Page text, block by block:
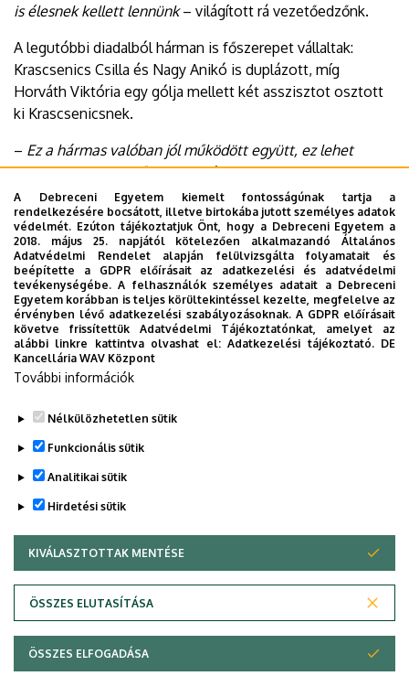
is élesnek kellett lennünk– világított rá vezetőedzőnk.
A legutóbbi diadalból hárman is főszerepet vállaltak:
Krascsenics Csilla és Nagy Anikó is duplázott, míg
Horváth Viktória egy gólja mellett két asszisztot osztott
ki Krascsenicsnek.
– Ez a hármas valóban jól működött együtt, ez lehet
annak is köszönhető, hogy a válogatottban is azonos
sorban szerepeltek– hangsúlyozta Quirikó Vivien.
Éllovas és hibátlan csapatunk legközelebb október 25-én
lép pályára az élvonalban. Quirikó Vivien tanítványai a
következő összecsapáson azt a TFSE-t fogadják, amelyet
az előző idényben a bajnokság és a Magyar Kupa
döntőjében is két vállra fektettek.
Fotó: Szolnoki László
appeared first onDEAC.
Adatvédelem
A Debreceni Egyetem kiemelt fontosságúnak tartja a
rendelkezésére bocsátott, illetve birtokába jutott személyes adatok
védelmét. Ezúton tájékoztatjuk Önt, hogy a Debreceni Egyetem a
2018. május 25. napjától kötelezően alkalmazandó Általános
Adatvédelmi Rendelet alapján felülvizsgálta folyamatait és
beépítette a GDPR előírásait az adatkezelési és adatvédelmi
tevékenységébe. A felhasználók személyes adatait a Debreceni
Egyetem korábban is teljes körültekintéssel kezelte, megfelelve az
érvényben lévő adatkezelési szabályozásoknak. A GDPR előírásait
követve frissítettük Adatvédelmi Tájékoztatónkat, amelyet az
alábbi linkre kattintva olvashat el:Adatkezelési tájékoztató. DE
Kancellária WAV Központ
További információk
Nélkülözhetetlen sütik
Funkcionális sütik
Analitikai sütik
Hirdetési sütik
KIVÁLASZTOTTAK MENTÉSE
ÖSSZES ELUTASÍTÁSA
WITHDRAW CONSENT
ÖSSZES ELFOGADÁSA